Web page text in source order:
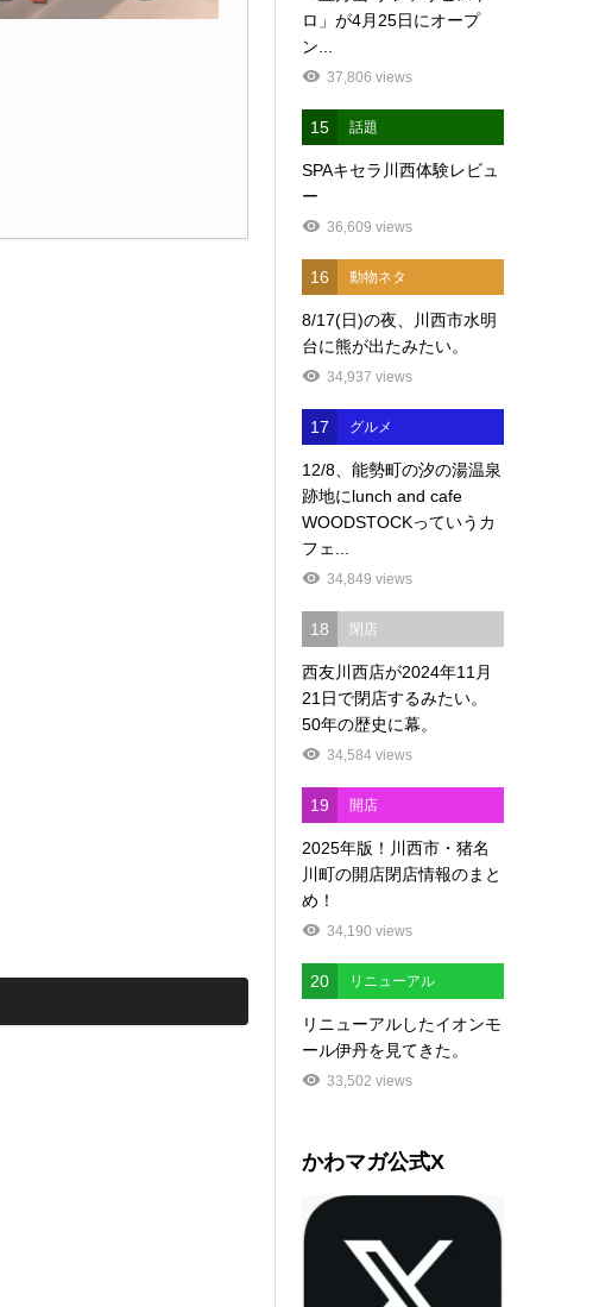
ロ」が4月25日にオープ
ン...
37,806 views
15 話題
SPAキセラ川西体験レビュ
ー
36,609 views
16 動物ネタ
8/17(日)の夜、川西市水明
台に熊が出たみたい。
34,937 views
17 グルメ
12/8、能勢町の汐の湯温泉
跡地にlunch and cafe
WOODSTOCKっていうカ
フェ...
34,849 views
18 閉店
西友川西店が2024年11月
21日で閉店するみたい。
50年の歴史に幕。
34,584 views
19 開店
2025年版！川西市・猪名
川町の開店閉店情報のまと
め！
34,190 views
20 リニューアル
リニューアルしたイオンモ
ール伊丹を見てきた。
33,502 views
かわマガ公式X